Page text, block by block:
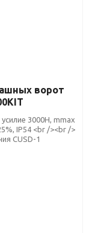
ворот
3000Н, mmax
IP54 <br /><br />
CUSD-1